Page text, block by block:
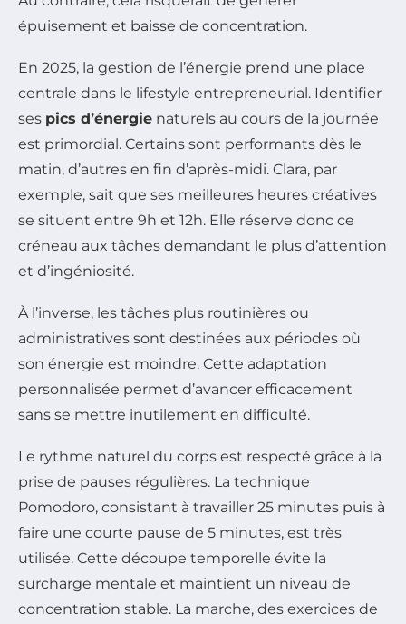
épuisement et baisse de concentration.
En 2025, la gestion de l’énergie prend une place
centrale dans le lifestyle entrepreneurial. Identifier
ses pics d’énergie naturels au cours de la journée
est primordial. Certains sont performants dès le
matin, d’autres en fin d’après-midi. Clara, par
exemple, sait que ses meilleures heures créatives
se situent entre 9h et 12h. Elle réserve donc ce
créneau aux tâches demandant le plus d’attention
et d’ingéniosité.
À l’inverse, les tâches plus routinières ou
administratives sont destinées aux périodes où
son énergie est moindre. Cette adaptation
personnalisée permet d’avancer efficacement
sans se mettre inutilement en difficulté.
Le rythme naturel du corps est respecté grâce à la
prise de pauses régulières. La technique
Pomodoro, consistant à travailler 25 minutes puis à
faire une courte pause de 5 minutes, est très
utilisée. Cette découpe temporelle évite la
surcharge mentale et maintient un niveau de
concentration stable. La marche, des exercices de